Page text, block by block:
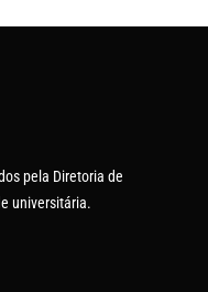
pela Diretoria de
universitária.